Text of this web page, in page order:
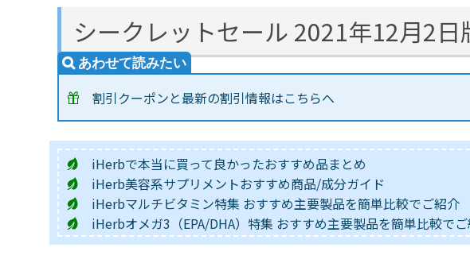
シークレットセール 2021年12月2日
割引クーポンと最新の割引情報はこちらへ
iHerbで本当に買って良かったおすすめ品まとめ
iHerb美容系サプリメントおすすめ商品/成分ガイド
iHerbマルチビタミン特集 おすすめ主要製品を簡単比較でご紹介
iHerbオメガ3（EPA/DHA）特集 おすすめ主要製品を簡単比較で